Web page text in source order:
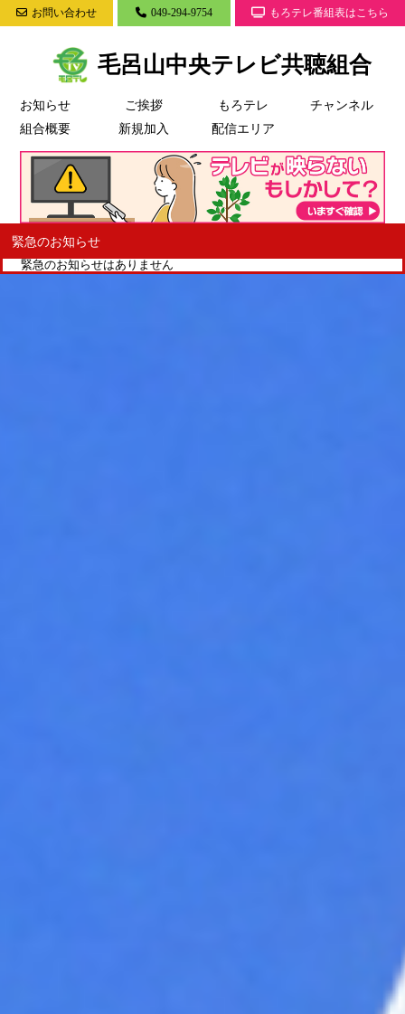
毛呂山中央テレビ共聴組合
お問い合わせ 049-294-9754 もろテレ番組表はこちら
お知らせ ご挨拶 もろテレ
チャンネル
組合概要
新規加入 配信エリア
緊急のお知らせ
緊急のお知らせはありません